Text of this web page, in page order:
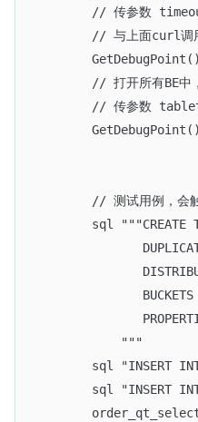
// 传参数
// 与上面curl调
// 打开所有BE
// 传参数
// 测试用例，会
sql """CREATE
BUCKETS
            """
sql "INSERT
sql "INSERT